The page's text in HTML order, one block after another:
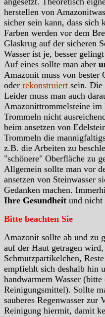
herstellen von
sicher sein kann, dass sich
Farben werden vor dem
Glaskrug auf der sicheren
Wasser ist je, besser
Auf eines sollte man aber
Amazonit muss von bester
oder rekonstruiert sein. Die
Leider muss man auch
Amazonittrommelsteine im
Trommeln nicht
beim ansetzen von
Trommeln die
z.B. die Arbeiten zu
"schönere" Oberfläche zu
Allgemein sollte man vor
ansetzen von Steinwasser
Gedanken machen.
Ihre Gesundheit und nicht
Bitte beachten Sie
Amazonit sollte ab und zu
auf der Haut getragen
Schmutzpartikelchen,
empfiehlt sich deshalb hin
handwarmem Wasser
Reinigungsmittel). Sollte
sauberes Regenwasser
Reinigung hiermit, damit